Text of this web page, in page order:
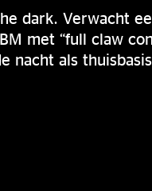
dark. Verwacht
met “full claw
nacht als